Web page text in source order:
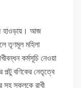
হাওড়ায়। আজ
তৃণমূল মহিলা
কর্মসূচি নেওয়া
বণিকের নেতৃত্বে
সহ সকলকে রাখী